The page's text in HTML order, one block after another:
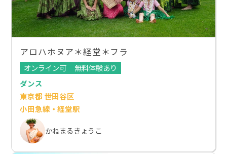
アロハホヌア＊経堂＊フラ
オンライン可
無料体験あり
ダンス
東京都 世田谷区
小田急線・経堂駅
かねまるきょうこ